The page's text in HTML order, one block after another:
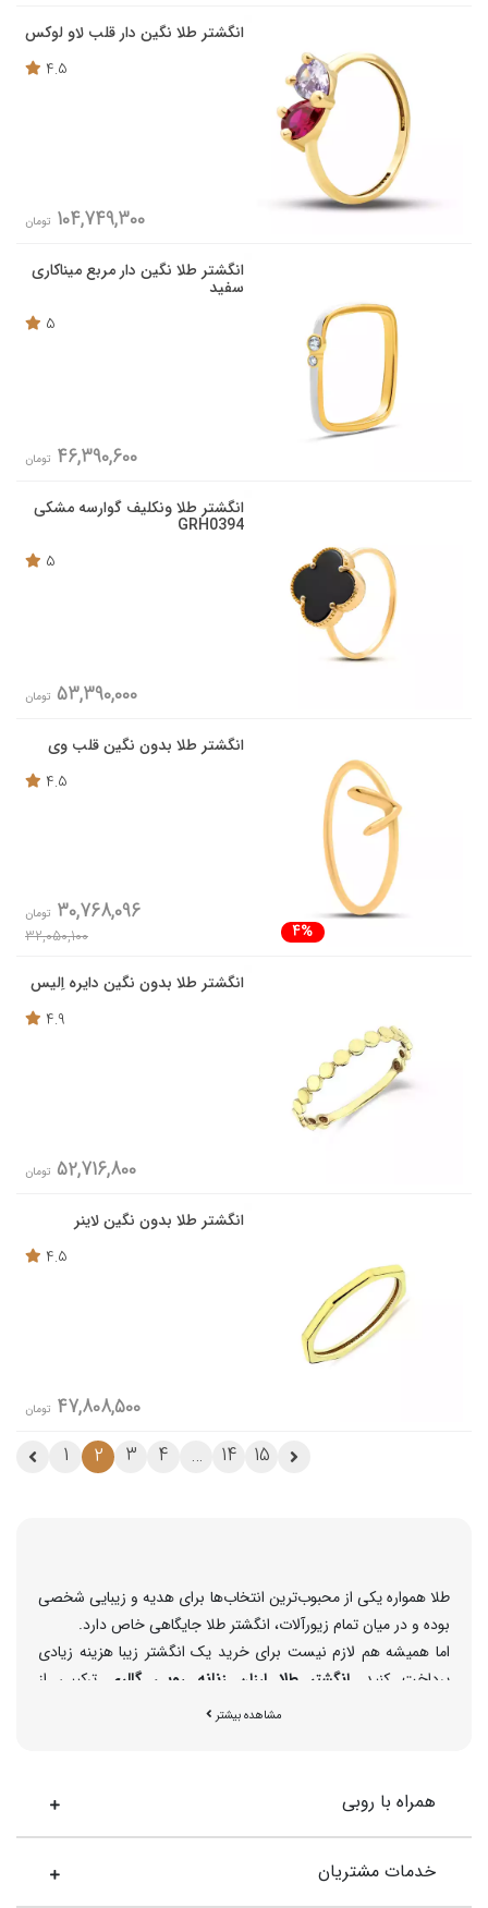
انگشتر طلا نگین دار قلب لاو لوکس
4.5
104,749,300 تومان
انگشتر طلا نگین دار مربع میناکاری
سفید
5
46,390,600 تومان
انگشتر طلا ونکلیف گوارسه مشکی
GRH0394
5
53,390,000 تومان
انگشتر طلا بدون نگین قلب وی
4.5
4%
30,768,096 تومان
32,050,100
انگشتر طلا بدون نگین دایره اِلیس
4.9
52,716,800 تومان
انگشتر طلا بدون نگین لاینر
4.5
47,808,500 تومان
1 2 3 4 … 14 15
طلا همواره یکی از محبوب‌ترین انتخاب‌ها برای هدیه و زیبایی شخصی
بوده و در میان تمام زیورآلات، انگشتر طلا جایگاهی خاص دارد.
اما همیشه هم لازم نیست برای خرید یک انگشتر زیبا هزینه‌ زیادی
پرداخت کنید.انگشتر طلا ارزان زنانه روبی گالری
ترکیبی از
طراحی‌های ظریف، قیمت اقتصادی و کیفیت بالا است. مدل‌هایی که
چرا انگشتر طلا ارزان روبی گالری انتخاب مناسبی است؟
قیمت انگشتر طلا ارزان
در روبی گالری بر پایه طراحی مینیمال و
مشاهده بیشتر
همراه با روبی
خدمات مشتریان